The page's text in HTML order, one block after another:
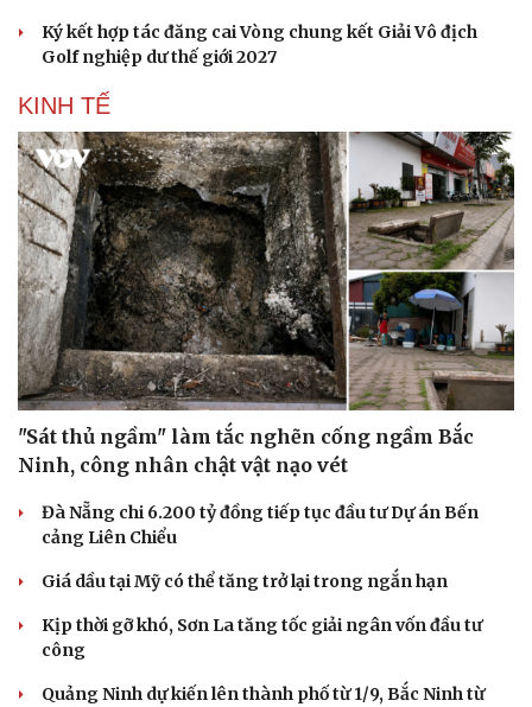
Ký kết hợp tác đăng cai Vòng chung kết Giải Vô địch
Golf nghiệp dư thế giới 2027
KINH TẾ
"Sát thủ ngầm" làm tắc nghẽn cống ngầm Bắc
Ninh, công nhân chật vật nạo vét
Đà Nẵng chi 6.200 tỷ đồng tiếp tục đầu tư Dự án Bến
cảng Liên Chiểu
Giá dầu tại Mỹ có thể tăng trở lại trong ngắn hạn
Kịp thời gỡ khó, Sơn La tăng tốc giải ngân vốn đầu tư
công
Quảng Ninh dự kiến lên thành phố từ 1/9, Bắc Ninh từ